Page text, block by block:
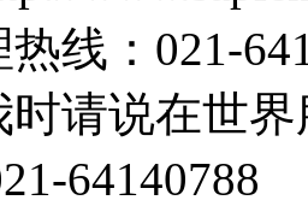
线：021-
时请说在世
64140788